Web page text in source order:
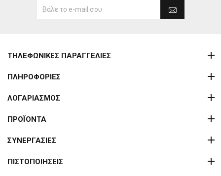
ΤΗΛΕΦΩΝΙΚΕΣ ΠΑΡΑΓΓΕΛΙΕΣ
ΠΛΗΡΟΦΟΡΙΕΣ
ΛΟΓΑΡΙΑΣΜΟΣ
ΠΡΟΪΟΝΤΑ
ΣΥΝΕΡΓΑΣΙΕΣ
ΠΙΣΤΟΠΟΙΗΣΕΙΣ